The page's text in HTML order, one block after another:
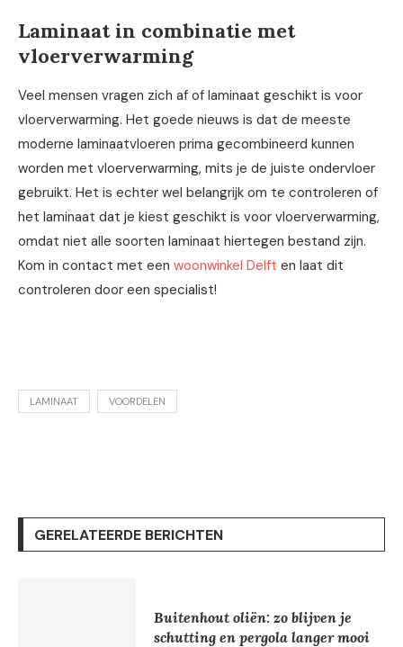
Laminaat in combinatie met
vloerverwarming
Veel mensen vragen zich af of laminaat geschikt is voor
vloerverwarming. Het goede nieuws is dat de meeste
moderne laminaatvloeren prima gecombineerd kunnen
worden met vloerverwarming, mits je de juiste ondervloer
gebruikt. Het is echter wel belangrijk om te controleren of
het laminaat dat je kiest geschikt is voor vloerverwarming,
omdat niet alle soorten laminaat hiertegen bestand zijn.
Kom in contact met een woonwinkel Delft en laat dit
controleren door een specialist!
LAMINAAT VOORDELEN
GERELATEERDE BERICHTEN
Buitenhout oliën: zo blijven je
schutting en pergola langer mooi